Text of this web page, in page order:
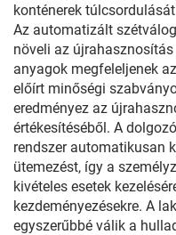
konténerek
Az automatizált
növeli az
anyagok megfeleljenek
előírt minőségi
eredményez az
értékesítéséből. A
rendszer automatikusan
ütemezést, így a
kivételes esetek
kezdeményezésekre. A
egyszerűbbé válik a